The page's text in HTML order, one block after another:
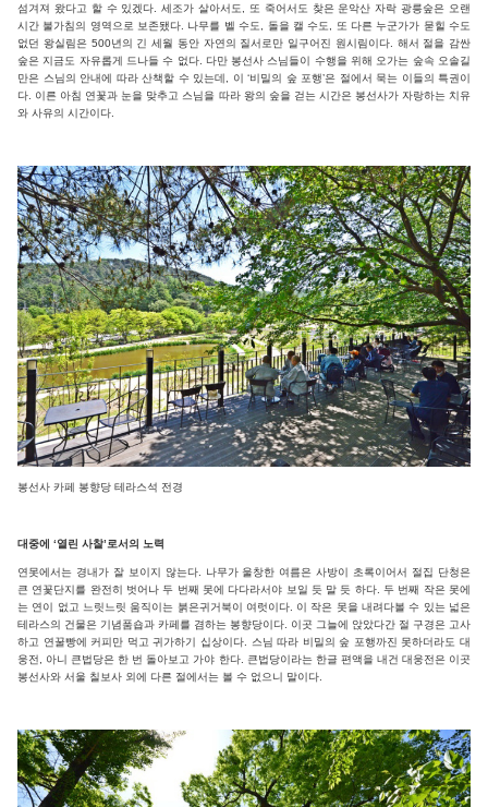
섬겨져 왔다고 할 수 있겠다. 세조가 살아서도, 또 죽어서도 찾은 운악산 자락 광릉숲은 오랜
시간 불가침의 영역으로 보존됐다. 나무를 벨 수도, 돌을 캘 수도, 또 다른 누군가가 묻힐 수도
없던 왕실림은 500년의 긴 세월 동안 자연의 질서로만 일구어진 원시림이다. 해서 절을 감싼
숲은 지금도 자유롭게 드나들 수 없다. 다만 봉선사 스님들이 수행을 위해 오가는 숲속 오솔길
만은 스님의 안내에 따라 산책할 수 있는데, 이 ‘비밀의 숲 포행’은 절에서 묵는 이들의 특권이
다. 이른 아침 연꽃과 눈을 맞추고 스님을 따라 왕의 숲을 걷는 시간은 봉선사가 자랑하는 치유
와 사유의 시간이다.
봉선사 카페 봉향당 테라스석 전경
대중에 ‘열린 사찰’로서의 노력
연못에서는 경내가 잘 보이지 않는다. 나무가 울창한 여름은 사방이 초록이어서 절집 단청은
큰 연꽃단지를 완전히 벗어나 두 번째 못에 다다라서야 보일 듯 말 듯 하다. 두 번째 작은 못에
는 연이 없고 느릿느릿 움직이는 붉은귀거북이 여럿이다. 이 작은 못을 내려다볼 수 있는 넓은
테라스의 건물은 기념품숍과 카페를 겸하는 봉향당이다. 이곳 그늘에 앉았다간 절 구경은 고사
하고 연꿀빵에 커피만 먹고 귀가하기 십상이다. 스님 따라 비밀의 숲 포행까진 못하더라도 대
웅전, 아니 큰법당은 한 번 돌아보고 가야 한다. 큰법당이라는 한글 편액을 내건 대웅전은 이곳
봉선사와 서울 칠보사 외에 다른 절에서는 볼 수 없으니 말이다.